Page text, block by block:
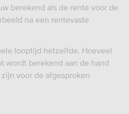
berekend als de rente voor de
na een rentevaste
looptijd hetzelfde. Hoeveel
wordt berekend aan de hand
voor de afgesproken